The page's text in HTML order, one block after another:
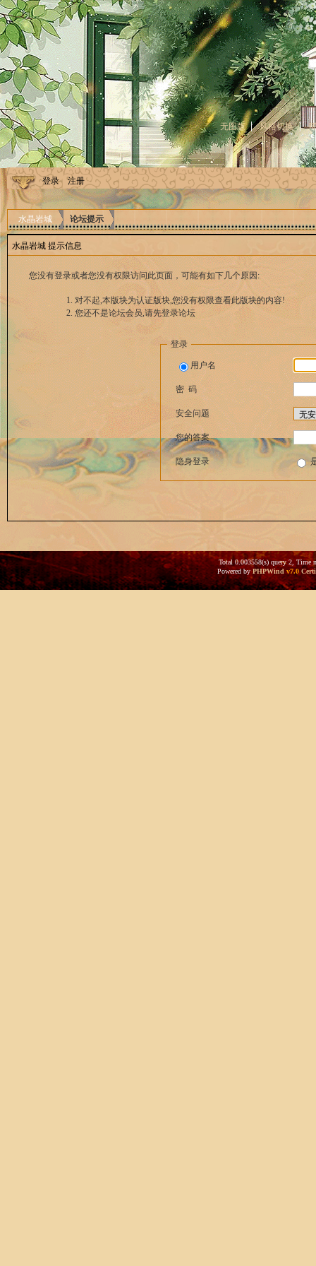
无图版 风格切换
登录 注册
水晶岩城 论坛提示
水晶岩城 提示信息
您没有登录或者您没有权限访问此页面，可能有如下几个原因:
对不起,本版块为认证版块,您没有权限查看此版块的内容!
您还不是论坛会员,请先登录论坛
登录
用户名
密 码
安全问题
您的答案
隐身登录
Total 0.003558(s) query 2, Time
Powered byPHPWind v7.0